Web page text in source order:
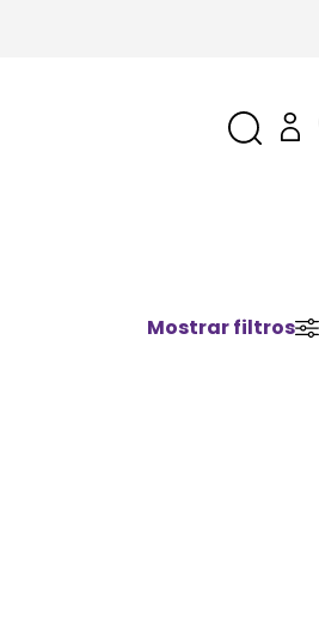
Mostrar filtros